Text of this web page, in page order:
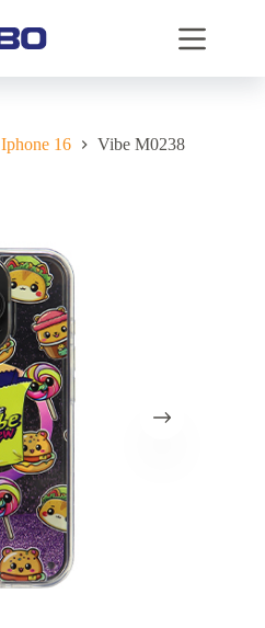
Iphone 16 Vibe M0238